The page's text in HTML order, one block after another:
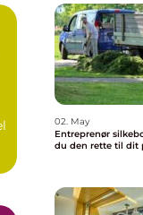
02. May
Entreprenør silkeborg sådan
du den rette til dit